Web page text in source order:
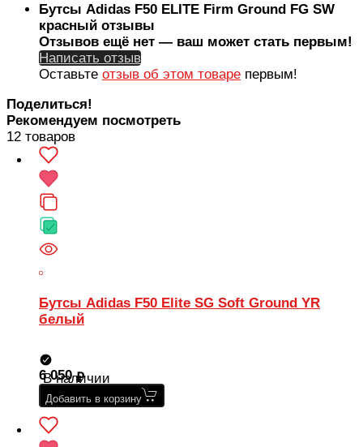
Бутсы Adidas F50 ELITE Firm Ground FG SW
красный отзывы
Отзывов ещё нет — ваш может стать первым!
Написать отзыв
Оставьте отзыв об этом товаре первым!
Поделиться!
Рекомендуем посмотреть
12 товаров
Бутсы Adidas F50 Elite SG Soft Ground YR
белый
В наличии
6 050
Добавить в корзину